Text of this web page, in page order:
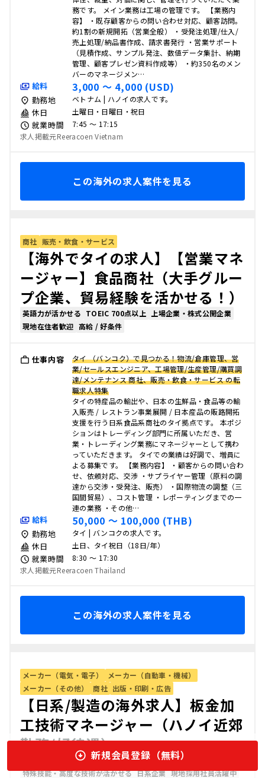
務です。 メイン業務は工場の管理です。 【業務内
容】 ・既存顧客からの問い合わせ対応、顧客訪問。
約1割の新規開拓（営業全般） ・受発注処理/仕入/
売上処理/納品書作成、請求書発行 ・営業サポート
（見積作成、サンプル発注、数値データ集計、納期
管理、顧客プレゼン資料作成等） ・約350名のメン
バーのマネージメン…
給料 3,000 〜 4,000 (USD)
勤務地 ベトナム | ハノイの求人です。
休日 土曜日・日曜日・祝日
就業時間
7:45 〜 17:15
求人掲載元Reeracoen Vietnam
この海外の求人案件を見る
商社 販売・飲食・サービス
【海外でタイの求人】【営業マネ
ージャー】食品商社（大手グルー
プ企業、貿易経験を活かせる！）
英語力が活かせる TOEIC 700点以上
上場企業・株式公開企業
現地在住者歓迎 高給 / 好条件
仕事内容
タイ （バンコク）で見つかる！物流/倉庫管理、営
業/セールスエンジニア、工場管理/生産管理/購買調
達/メンテナンス 商社、販売・飲食・サービス の転
職求人特集
タイの特産品の輸出や、日本の生鮮品・食品等の輸
入販売 / レストラン事業展開 / 日本産品の販路開拓
支援を行う日系食品系商社のタイ拠点です。 本ポジ
ションはトレーディング部門に所属いただき、営
業・トレーディング業務にマネージャーとして携わ
っていただきます。 タイでの業績は好調で、増員に
よる募集です。 【業務内容】 ・顧客からの問い合わ
せ、依頼対応、交渉 ・サプライヤー管理（原料の調
達から交渉・受発注、販売） ・国際物流の調整（三
国間貿易）、コスト管理 ・レポーティングまでの一
連の業務 ・その他…
給料 50,000 〜 100,000 (THB)
勤務地 タイ | バンコクの求人です。
休日 土日、タイ祝日（18日/年）
就業時間
8:30 〜 17:30
求人掲載元Reeracoen Thailand
この海外の求人案件を見る
メーカー（電気・電子）
メーカー（自動車・機械）
メーカー（その他）
商社 出版・印刷・広告
【日系/製造の海外求人】板金加
工技術マネージャー（ハノイ近郊
勤務/好待遇）
学歴不問 管理職・マネジメント経験歓迎
特殊技能・高度な技術が活かせる 日系企業 現地採用社員活躍中
新規会員登録（無料）